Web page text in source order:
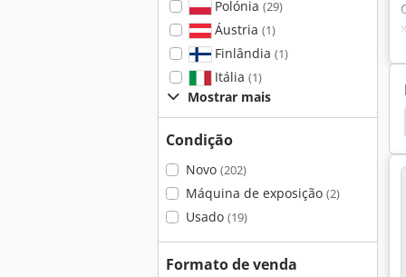
Polónia (29)
Áustria (1)
Finlândia (1)
Itália (1)
Mostrar mais
Condição
Novo (202)
Máquina de exposição (2)
Usado (19)
Formato de venda
Dupla De Esquadria Serra Dupla